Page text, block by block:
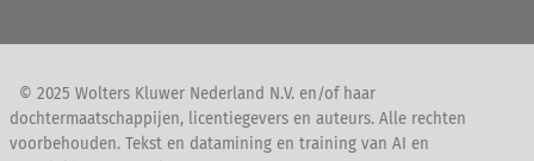
© 2025 Wolters Kluwer Nederland N.V. en/of haar
dochtermaatschappijen, licentiegevers en auteurs. Alle rechten
voorbehouden. Tekst en datamining en training van AI en